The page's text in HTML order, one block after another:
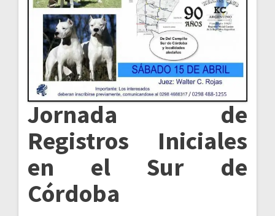
Jornada de
Registros Iniciales
en el Sur de
Córdoba